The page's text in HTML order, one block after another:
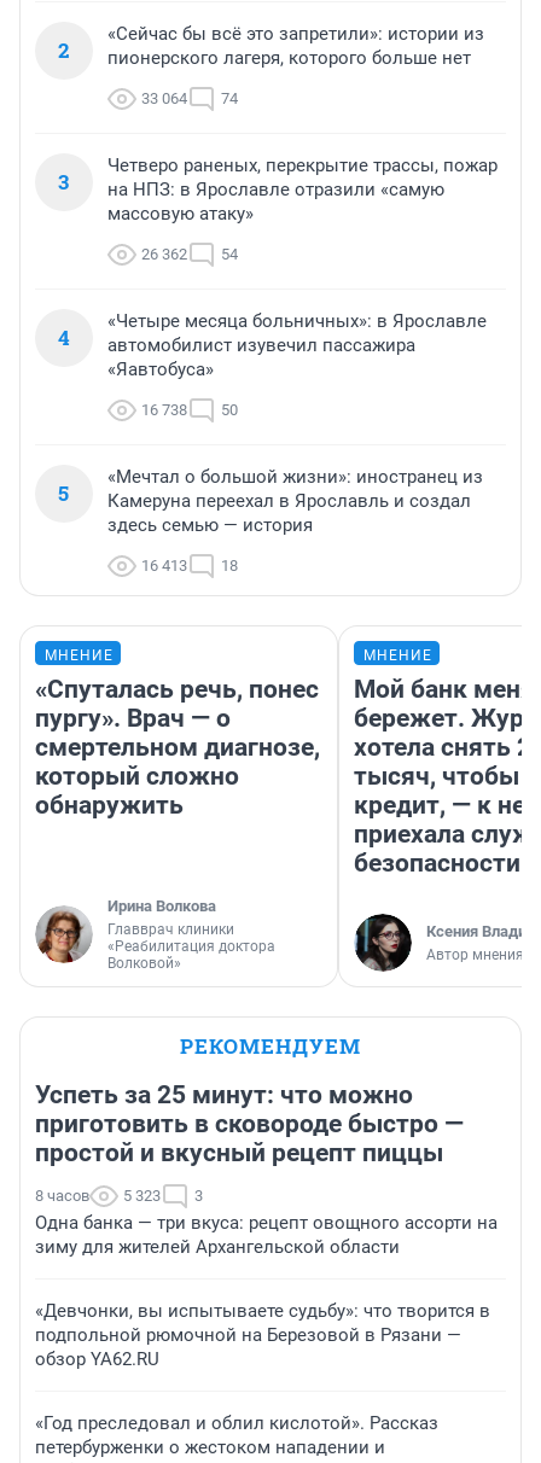
2
«Сейчас бы всё это запретили»: истории из
пионерского лагеря, которого больше нет
33 064 74
3
Четверо раненых, перекрытие трассы, пожар
на НПЗ: в Ярославле отразили «самую
массовую атаку»
26 362 54
4
«Четыре месяца больничных»: в Ярославле
автомобилист изувечил пассажира
«Яавтобуса»
16 738 50
5
«Мечтал о большой жизни»: иностранец из
Камеруна переехал в Ярославль и создал
здесь семью — история
16 413 18
МНЕНИЕ
«Спуталась речь, понес
пургу». Врач — о
смертельном диагнозе,
который сложно
обнаружить
Ирина Волкова
Главврач клиники
«Реабилитация доктора
Волковой»
МНЕНИЕ
Мой банк меня
бережет.
хотела снять
тысяч, чтобы
кредит, — к
приехала
безопасности
Ксения
Автор мнения
РЕКОМЕНДУЕМ
Успеть за 25 минут: что можно
приготовить в сковороде быстро —
простой и вкусный рецепт пиццы
8 часов 5 323 3
Одна банка — три вкуса: рецепт овощного ассорти на
зиму для жителей Архангельской области
«Девчонки, вы испытываете судьбу»: что творится в
подпольной рюмочной на Березовой в Рязани —
обзор YA62.RU
«Год преследовал и облил кислотой». Рассказ
петербурженки о жестоком нападении и